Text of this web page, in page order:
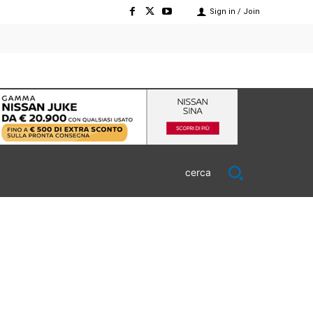
Sign in / Join
cerca